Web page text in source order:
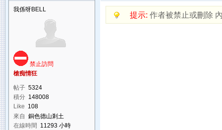
我係呀BELL
禁止訪問
槍痴情狂
帖子 5324
積分 148008
Like 108
來自 銅色德山剎土
在線時間 11293 小時
提示: 作者被禁止或刪除